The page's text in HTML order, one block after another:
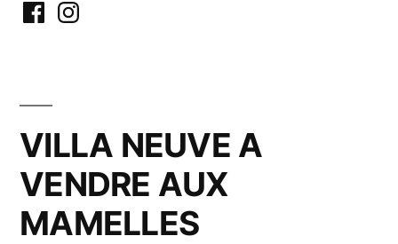
FacebookInstagram
VILLA NEUVE A
VENDRE AUX
MAMELLES